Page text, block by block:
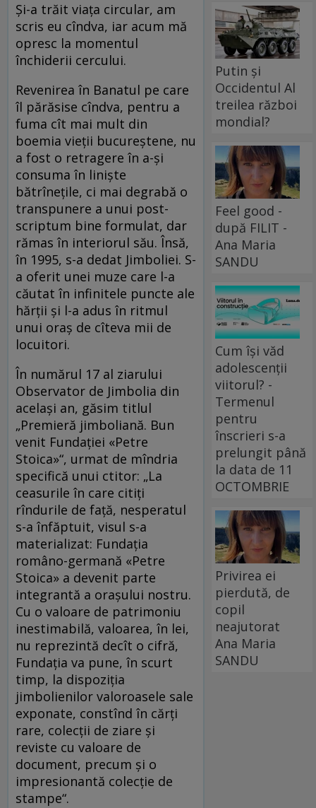
Și-a trăit viața circular, am
scris eu cîndva, iar acum mă
opresc la momentul
închiderii cercului.
Revenirea în Banatul pe care
îl părăsise cîndva, pentru a
fuma cît mai mult din
boemia vieții bucureștene, nu
a fost o retragere în a-și
consuma în liniște
bătrînețile, ci mai degrabă o
transpunere a unui post-
scriptum bine formulat, dar
rămas în interiorul său. Însă,
în 1995, s-a dedat Jimboliei. S-
a oferit unei muze care l-a
căutat în infinitele puncte ale
hărții și l-a adus în ritmul
unui oraș de cîteva mii de
locuitori.
În numărul 17 al ziarului
Observator de Jimbolia din
același an, găsim titlul
„Premieră jimboliană. Bun
venit Fundației «Petre
Stoica»“, urmat de mîndria
specifică unui ctitor: „La
ceasurile în care citiți
rîndurile de față, nesperatul
s-a înfăptuit, visul s-a
materializat: Fundația
româno-germană «Petre
Stoica» a devenit parte
integrantă a orașului nostru.
Cu o valoare de patrimoniu
inestimabilă, valoarea, în lei,
nu reprezintă decît o cifră,
Fundația va pune, în scurt
timp, la dispoziția
jimbolienilor valoroasele sale
exponate, constînd în cărți
rare, colecții de ziare și
reviste cu valoare de
document, precum și o
impresionantă colecție de
stampe“.
Putin și
Occidentul Al
treilea război
mondial?
Feel good -
după FILIT -
Ana Maria
SANDU
Cum își văd
adolescenții
viitorul? -
Termenul
pentru
înscrieri s-a
prelungit până
la data de 11
OCTOMBRIE
Privirea ei
pierdută, de
copil
neajutorat
Ana Maria
SANDU